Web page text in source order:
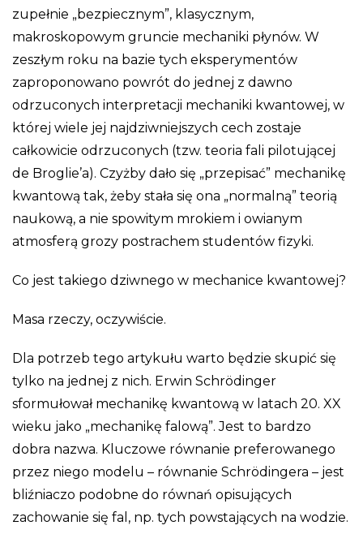
zupełnie „bezpiecznym”, klasycznym,
makroskopowym gruncie mechaniki płynów. W
zeszłym roku na bazie tych eksperymentów
zaproponowano powrót do jednej z dawno
odrzuconych interpretacji mechaniki kwantowej, w
której wiele jej najdziwniejszych cech zostaje
całkowicie odrzuconych (tzw. teoria fali pilotującej
de Broglie’a). Czyżby dało się „przepisać” mechanikę
kwantową tak, żeby stała się ona „normalną” teorią
naukową, a nie spowitym mrokiem i owianym
atmosferą grozy postrachem studentów fizyki.
Co jest takiego dziwnego w mechanice kwantowej?
Masa rzeczy, oczywiście.
Dla potrzeb tego artykułu warto będzie skupić się
tylko na jednej z nich. Erwin Schrödinger
sformułował mechanikę kwantową w latach 20. XX
wieku jako „mechanikę falową”. Jest to bardzo
dobra nazwa. Kluczowe równanie preferowanego
przez niego modelu – równanie Schrödingera – jest
bliźniaczo podobne do równań opisujących
zachowanie się fal, np. tych powstających na wodzie.